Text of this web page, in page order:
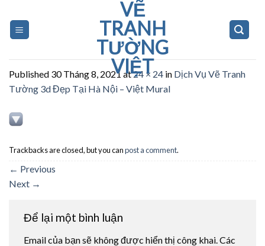
content
VẼ
TRANH
TƯỜNG
VIỆT
Published 30 Tháng 8, 2021 at24 × 24 in Dịch Vụ Vẽ Tranh
Tường 3d Đẹp Tại Hà Nội – Việt Mural
Trackbacks are closed, but you canpost a comment.
← Previous
Next →
Để lại một bình luận
Email của bạn sẽ không được hiển thị công khai. Các